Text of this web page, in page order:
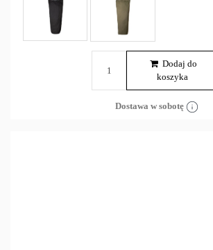
Dodaj do
koszyka
Dostawa w sobotę